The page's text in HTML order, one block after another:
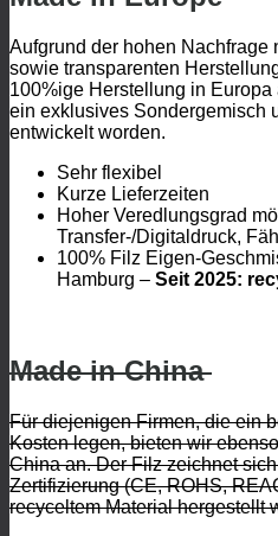
Aufgrund der hohen Nachfrage
sowie transparenten
100%ige Herstellung in
ein exklusives Sondergemisch
entwickelt worden.
Sehr flexibel
Kurze Lieferzeiten
Hoher Veredlungsgrad
Transfer-/Digitaldruck,
100% Filz Eigen-
Hamburg – Seit 2025:
Made in China
Für diejenigen Firmen, die ein
Kosten legen, bieten wir
China an. Der Filz zeichnet
Zertifizierung (CE, ROHS,
recyceltem Material hergestellt